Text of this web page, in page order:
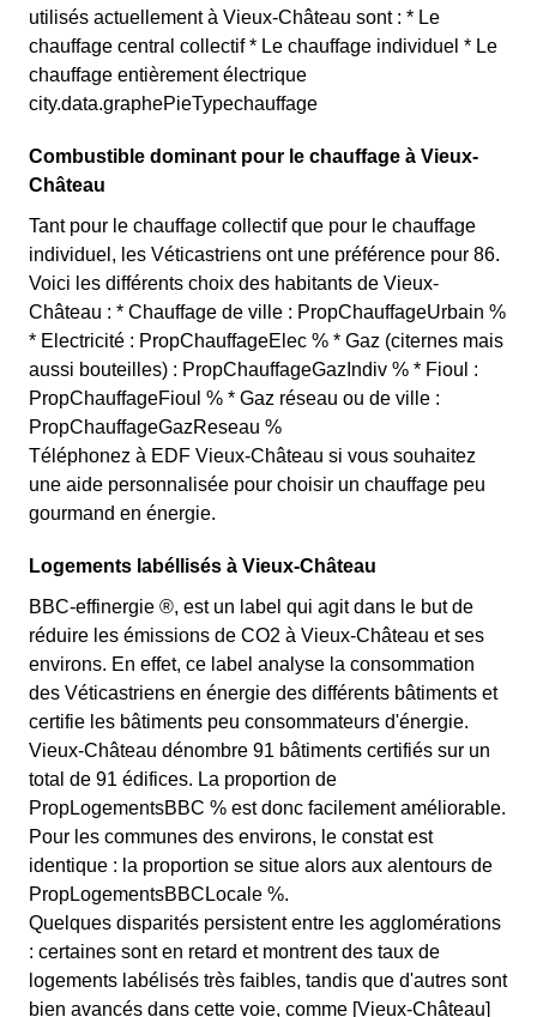
utilisés actuellement à Vieux-Château sont : * Le
chauffage central collectif * Le chauffage individuel * Le
chauffage entièrement électrique
city.data.graphePieTypechauffage
Combustible dominant pour le chauffage à Vieux-
Château
Tant pour le chauffage collectif que pour le chauffage
individuel, les Véticastriens ont une préférence pour 86.
Voici les différents choix des habitants de Vieux-
Château : * Chauffage de ville : PropChauffageUrbain %
* Electricité : PropChauffageElec % * Gaz (citernes mais
aussi bouteilles) : PropChauffageGazIndiv % * Fioul :
PropChauffageFioul % * Gaz réseau ou de ville :
PropChauffageGazReseau %
Téléphonez à EDF Vieux-Château si vous souhaitez
une aide personnalisée pour choisir un chauffage peu
gourmand en énergie.
Logements labéllisés à Vieux-Château
BBC-effinergie ®, est un label qui agit dans le but de
réduire les émissions de CO2 à Vieux-Château et ses
environs. En effet, ce label analyse la consommation
des Véticastriens en énergie des différents bâtiments et
certifie les bâtiments peu consommateurs d'énergie.
Vieux-Château dénombre 91 bâtiments certifiés sur un
total de 91 édifices. La proportion de
PropLogementsBBC % est donc facilement améliorable.
Pour les communes des environs, le constat est
identique : la proportion se situe alors aux alentours de
PropLogementsBBCLocale %.
Quelques disparités persistent entre les agglomérations
: certaines sont en retard et montrent des taux de
logements labélisés très faibles, tandis que d'autres sont
bien avancés dans cette voie, comme [Vieux-Château]